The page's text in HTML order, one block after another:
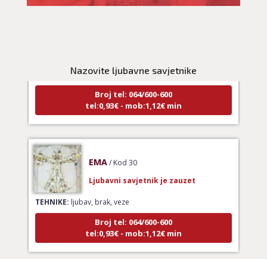
Nazovite ljubavne savjetnike
Broj tel: 064/600-600
tel:0,93€ - mob:1,12€ min
TEHNIKE:ljubav, brak, veze
Broj tel: 064/600-600
tel:0,93€ - mob:1,12€ min